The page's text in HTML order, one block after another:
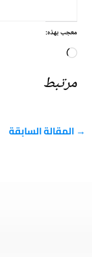
معجب بهذه:
جاري
مرتبط
→ المقالة السابقة